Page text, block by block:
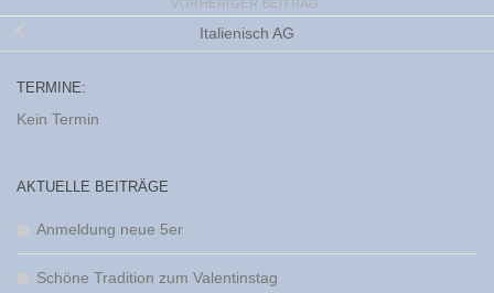
VORHERIGER BEITRAG
Italienisch AG
TERMINE:
Kein Termin
AKTUELLE BEITRÄGE
Anmeldung neue 5er
Schöne Tradition zum Valentinstag